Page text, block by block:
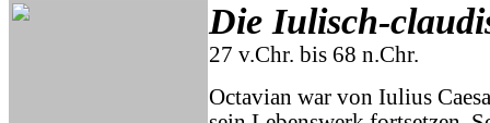
Die Iulisch-
27 v.Chr. bis 68 n.Chr.
Octavian war von Iulius